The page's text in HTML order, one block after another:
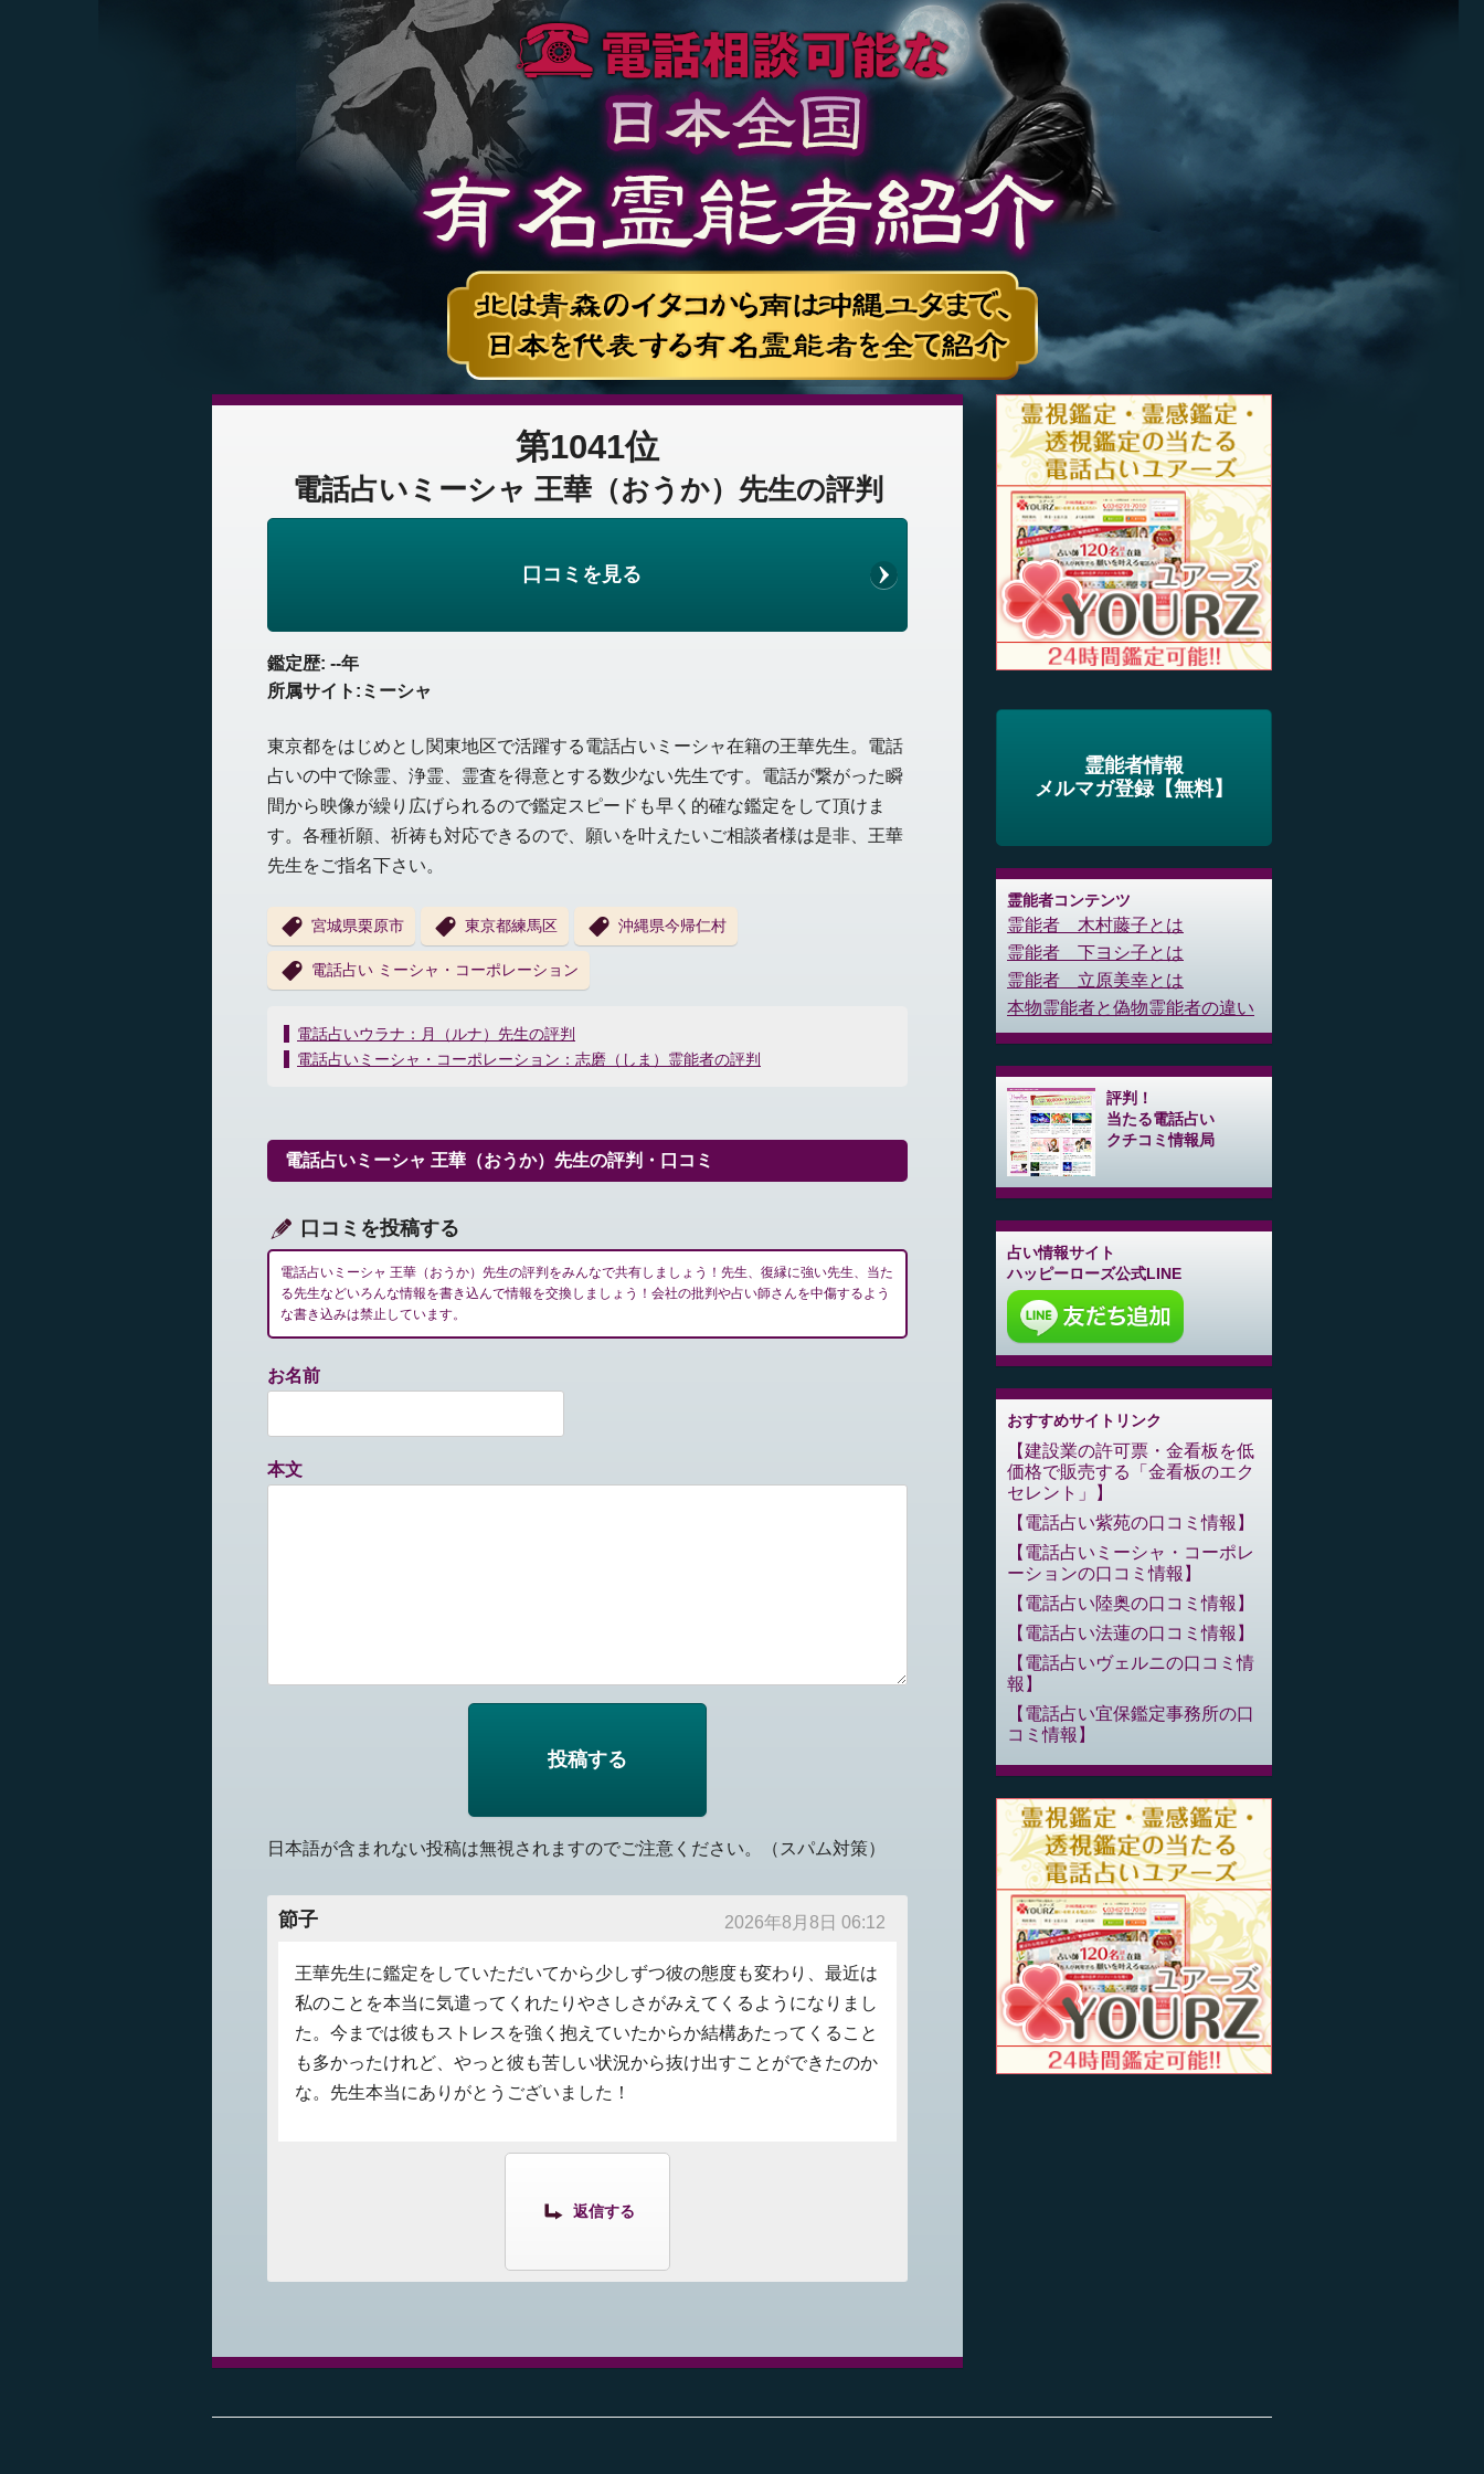
第1041位
電話占いミーシャ 王華（おうか）先生の評判
口コミを見る
鑑定歴: --年
所属サイト:ミーシャ
東京都をはじめとし関東地区で活躍する電話占いミーシャ在籍の王華先生。電話
占いの中で除霊、浄霊、霊査を得意とする数少ない先生です。電話が繋がった瞬
間から映像が繰り広げられるので鑑定スピードも早く的確な鑑定をして頂けま
す。各種祈願、祈祷も対応できるので、願いを叶えたいご相談者様は是非、王華
先生をご指名下さい。
宮城県栗原市 東京都練馬区 沖縄県今帰仁村
電話占い ミーシャ・コーポレーション
投
稿
ー
シ
ン
電話占いウラナ：月（ルナ）先生の評判
電話占いミーシャ・コーポレーション：志磨（しま）霊能者の評判
電話占いミーシャ 王華（おうか）先生の評判・口コミ
口コミを投稿する
電話占いミーシャ 王華（おうか）先生の評判をみんなで共有しましょう！先生、復縁に強い先生、当た
る先生などいろんな情報を書き込んで情報を交換しましょう！会社の批判や占い師さんを中傷するよう
な書き込みは禁止しています。
お名前
本文
日本語が含まれない投稿は無視されますのでご注意ください。（スパム対策）
節子 2026年8月8日 06:12
王華先生に鑑定をしていただいてから少しずつ彼の態度も変わり、最近は
私のことを本当に気遣ってくれたりやさしさがみえてくるようになりまし
た。今までは彼もストレスを強く抱えていたからか結構あたってくること
も多かったけれど、やっと彼も苦しい状況から抜け出すことができたのか
な。先生本当にありがとうございました！
返信する
霊能者情報
メルマガ登録【無料】
霊能者コンテンツ
霊能者 木村藤子とは
霊能者 下ヨシ子とは
霊能者 立原美幸とは
本物霊能者と偽物霊能者の違い
評判！
当たる電話占い
クチコミ情報局
占い情報サイト
ハッピーローズ公式LINE
おすすめサイトリンク
建設業の許可票・金看板を低
価格で販売する「金看板のエク
セレント」
電話占い紫苑の口コミ情報
電話占いミーシャ・コーポレ
ーションの口コミ情報
電話占い陸奥の口コミ情報
電話占い法蓮の口コミ情報
電話占いヴェルニの口コミ情
報
電話占い宜保鑑定事務所の口
コミ情報